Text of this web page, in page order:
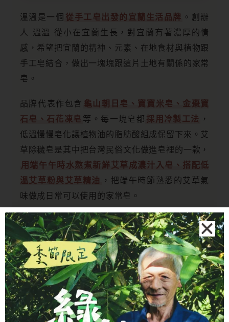
溫溫是一個 從手工皂出發的宜蘭生活品牌 。創辦
人 溫溫 從小在宜蘭生長，對宜蘭有著濃厚的情
感，希望把宜蘭的精神、元素、在地食材與植物跟
手工皂結合，做出一塊塊跟這片土地有關係的家常
皂。
品牌代表作包含 龜山朝日皂、寶寶米皂、金棗寶
石皂、石花凍皂 等。每一塊皂都 採用冷製工法 ，
低溫慢慢皂化讓植物油的脂肪酸組成保留下來。艾
草除穢皂是其中把台灣民俗文化做進皂裡的一款，
用端午午時水熬煮新鮮艾草成濃汁入皂、搭配低
溫艾草粉與艾草精油 ，把端午時節熟悉的艾草氣
味做成日常可以使用的家常皂。
愛自己、愛家人、愛地球，把日常的清潔工作回歸
到最簡單原始的狀態。